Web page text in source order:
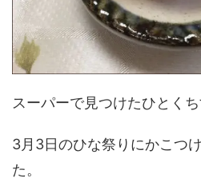
スーパーで見つけたひとくち
3月3日のひな祭りにかこつ
た。